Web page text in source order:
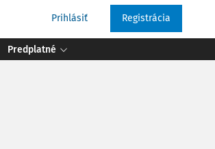
Prihlásiť Registrácia
Predplatné